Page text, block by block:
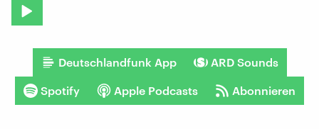
Deutschlandfunk App ARD Sounds
Spotify Apple Podcasts Abonnieren